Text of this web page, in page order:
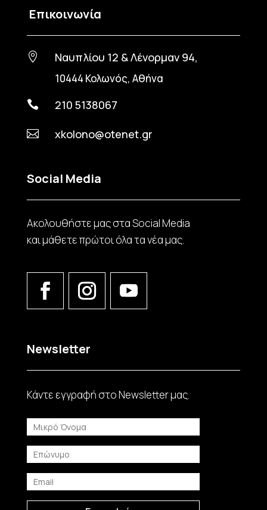
Επικοινωνία
 Ναυπλίου 12 & Λένορμαν 94,
10444 Κολωνός, Αθήνα
 210 5138067
 xkolono@otenet.gr
Social Media
Ακολουθήστε μας στα Social Media
και μάθετε πρώτοι όλα τα νέα μας.
Newsletter
Κάντε εγγραφή στο Νewsletter μας.